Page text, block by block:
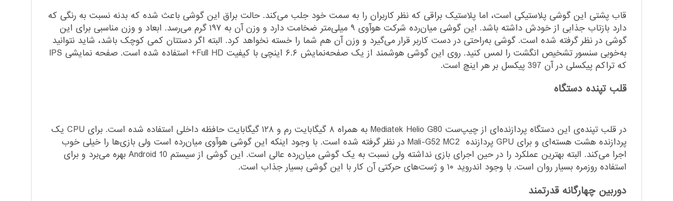
قاب پشتی این گوشی پلاستیکی است، اما پلاستیک براقی که نظر کاربران را به سمت خود جلب می‌کند. حالت براق این گوشی باعث شده که بدنه نسبت به رنگی که
دارد بازتاب جذابی از خودش داشته باشد. این گوشی میان‌رده شرکت هوآوی ۹ میلی‌متر ضخامت دارد و وزن آن به ۱۹۷ گرم می‌رسد. ابعاد و وزن مناسبی برای این
گوشی در نظر گرفته شده است. گوشی به‌راحتی در دست کاربر قرار می‌گیرد و وزن آن هم شما را خسته نخواهد کرد. البته اگر دستتان کمی کوچک باشد، شاید نتوانید
به‌خوبی سنسور تشخیص انگشت را لمس کنید. روی این گوشی هوشمند از یک صفحه‌نمایش ۶.۶ اینچی با کیفیت Full HD+ استفاده شده است. صفحه نمایشی IPS
که تراکم پیکسلی در آن 397 پیکسل بر هر اینچ است.
قلب تپنده دستگاه
در قلب تپنده‌ی این دستگاه پردازنده‌ای از چیپ‌ست Mediatek Helio G80 به همراه ۸ گیگابایت رم و ۱۲۸ گیگابایت حافظه داخلی استفاده شده است. برای CPU یک
پردازنده هشت هسته‌ای و برای GPU پردازنده Mali-G52 MC2 در نظر گرفته شده است. با وجود اینکه این گوشی هوآوی میان‌رده است ولی بازی‌ها را خیلی خوب
اجرا می‌کند. البته بهترین عملکرد را در حین اجرای بازی نداشته ولی نسبت به یک گوشی میان‌رده عالی است. این گوشی از سیستم 10 Android بهره می‌برد و برای
استفاده روزمره بسیار روان است. با وجود اندروید ۱۰ و ژست‌های حرکتی آن کار با این گوشی بسیار جذاب است.
دوربین چهارگانه قدرتمند